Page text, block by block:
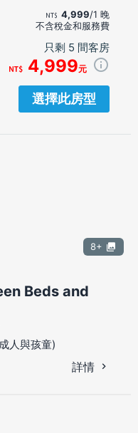
4,999/1 晚
不含稅金和服務費
只剩 5 間客房
4,999元
選擇此房型
8+
Beds and
人與孩童)
詳情